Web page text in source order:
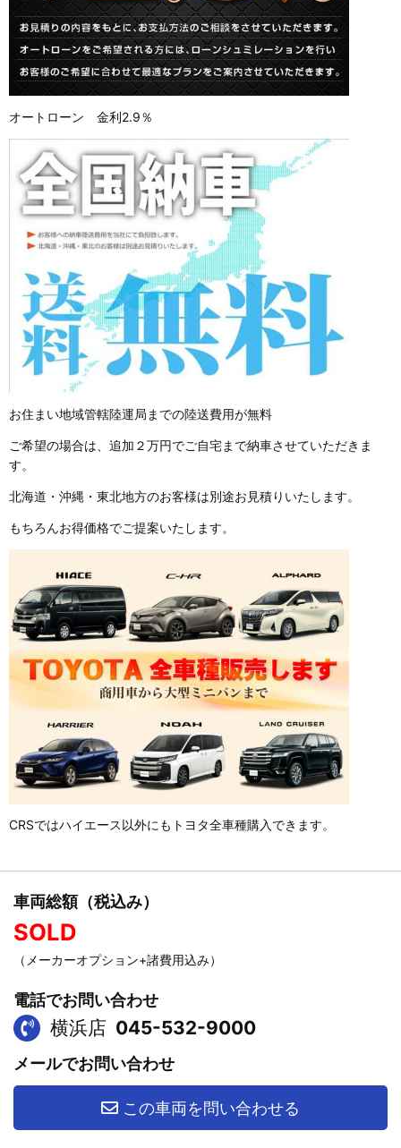
オートローン 金利2.9％
お住まい地域管轄陸運局までの陸送費用が無料
ご希望の場合は、追加２万円でご自宅まで納車させていただきま
す。
北海道・沖縄・東北地方のお客様は別途お見積りいたします。
もちろんお得価格でご提案いたします。
CRSではハイエース以外にもトヨタ全車種購入できます。
車両総額（税込み）
SOLD
（メーカーオプション+諸費用込み）
電話でお問い合わせ
横浜店 045-532-9000
メールでお問い合わせ
この車両を問い合わせる